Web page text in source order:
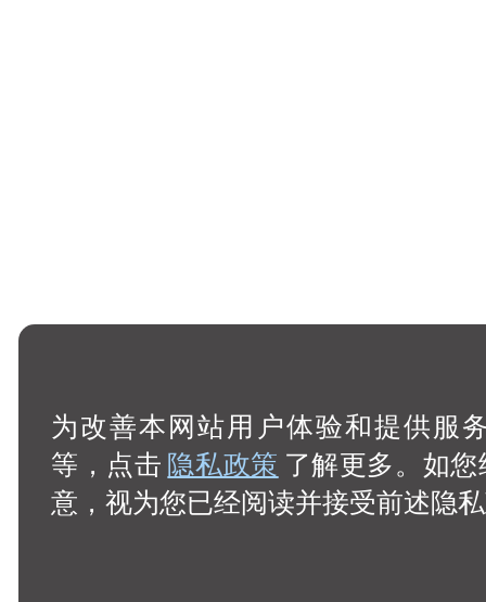
为改善本网站用户体验和提供服
等，点击隐私政策 了解更多。如
意，视为您已经阅读并接受前述隐